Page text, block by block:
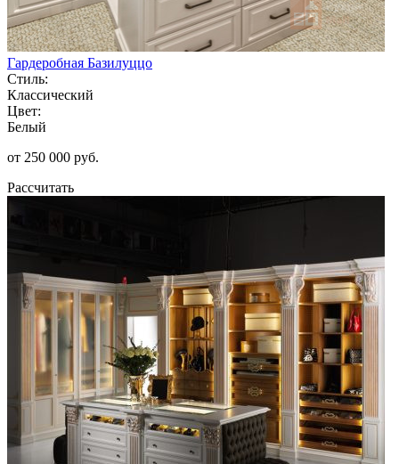
Гардеробная Базилуццо
Стиль:
Классический
Цвет:
Белый
от 250 000 руб.
Рассчитать